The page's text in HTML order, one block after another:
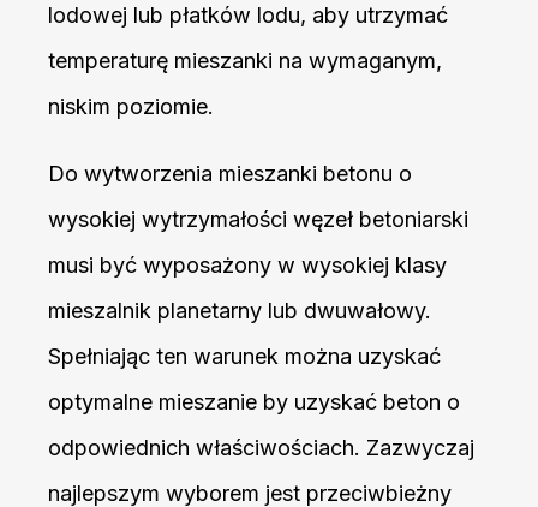
lodowej lub płatków lodu, aby utrzymać
temperaturę mieszanki na wymaganym,
niskim poziomie.
Do wytworzenia mieszanki betonu o
wysokiej wytrzymałości węzeł betoniarski
musi być wyposażony w wysokiej klasy
mieszalnik planetarny lub dwuwałowy.
Spełniając ten warunek można uzyskać
optymalne mieszanie by uzyskać beton o
odpowiednich właściwościach. Zazwyczaj
najlepszym wyborem jest przeciwbieżny